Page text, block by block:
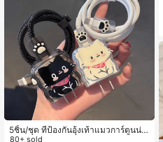
5ชิ้น/ชุด ที่ป้องกันอุ้งเท้าแมวการ์ตูนน่า
รักสีขาวดำ, เหมาะสำหรับอะแดปเตอร์
80+ sold